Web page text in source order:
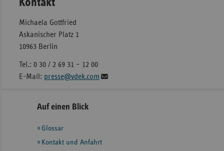
Kontakt
Michaela Gottfried
Askanischer Platz 1
10963 Berlin
Tel.: 0 30 / 2 69 31 – 12 00
E-Mail: presse@vdek.com
Seitennavigation
Seitenleiste
weiteren
Informationen
Auf einen Blick
Glossar
Kontakt und Anfahrt